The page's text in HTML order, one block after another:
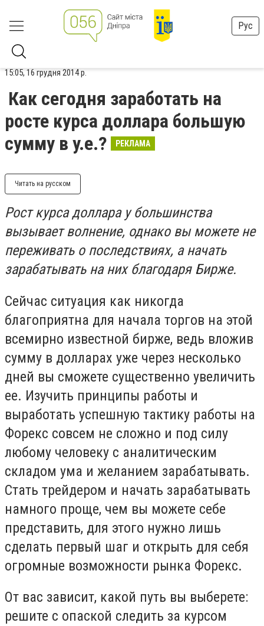
Рус
15:05, 16 грудня 2014 р.
Как сегодня заработать на
росте курса доллара большую
сумму в y.e.?
РЕКЛАМА
Читать на русском
Рост курса доллара у большинства
вызывает волнение, однако вы можете не
переживать о последствиях, а начать
зарабатывать на них благодаря Бирже.
Сейчас ситуация как никогда
благоприятна для начала торгов на этой
всемирно известной бирже, ведь вложив
сумму в долларах уже через несколько
дней вы сможете существенно увеличить
ее. Изучить принципы работы и
выработать успешную тактику работы на
Форекс совсем не сложно и под силу
любому человеку с аналитическим
складом ума и желанием зарабатывать.
Стать трейдером и начать зарабатывать
намного проще, чем вы можете себе
представить, для этого нужно лишь
сделать первый шаг и открыть для себя
огромные возможности рынка Форекс.
От вас зависит, какой путь вы выберете:
решите с опаской следить за курсом